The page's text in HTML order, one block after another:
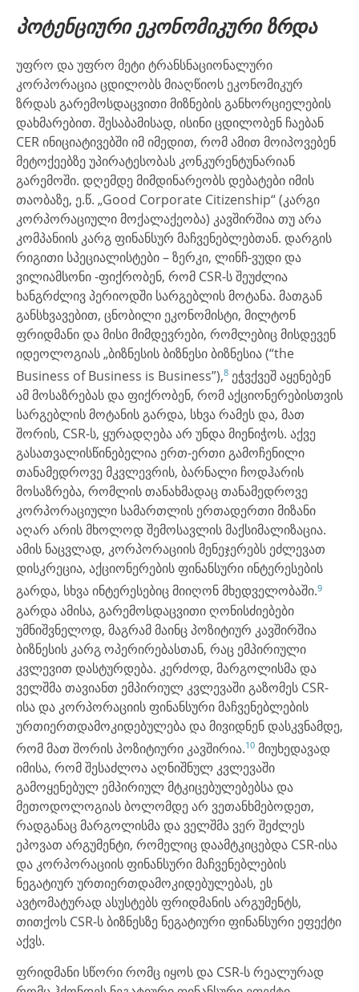
პოტენციური ეკონომიკური ზრდა
უფრო და უფრო მეტი ტრანსნაციონალური
კორპორაცია ცდილობს მიაღწიოს ეკონომიკურ
ზრდას გარემოსდაცვითი მიზნების განხორციელების
დახმარებით. შესაბამისად, ისინი ცდილობენ ჩაებან
CER ინიციატივებში იმ იმედით, რომ ამით მოიპოვებენ
მეტოქეებზე უპირატესობას კონკურენტუნარიან
გარემოში. დღემდე მიმდინარეობს დებატები იმის
თაობაზე, ე.წ. „Good Corporate Citizenship“ (კარგი
კორპორაციული მოქალაქეობა) კავშირშია თუ არა
კომპანიის კარგ ფინანსურ მაჩვენებლებთან. დარგის
რიგითი სპეციალისტები – ზერკი, ლინჩ-ვუდი და
ვილიამსონი -ფიქრობენ, რომ CSR-ს შეუძლია
ხანგრძლივ პერიოდში სარგებლის მოტანა. მათგან
განსხვავებით, ცნობილი ეკონომისტი, მილტონ
ფრიდმანი და მისი მიმდევრები, რომლებიც მისდევენ
იდეოლოგიას „ბიზნესის ბიზნესი ბიზნესია (“the
Business of Business is Business”),8 ეჭვქვეშ აყენებენ
ამ მოსაზრებას და ფიქრობენ, რომ აქციონერებისთვის
სარგებლის მოტანის გარდა, სხვა რამეს და, მათ
შორის, CSR-ს, ყურადღება არ უნდა მიენიჭოს. აქვე
გასათვალისწინებელია ერთ-ერთი გამოჩენილი
თანამედროვე მკვლევრის, ბარნალი ჩოდჰარის
მოსაზრება, რომლის თანახმადაც თანამედროვე
კორპორაციული სამართლის ერთადერთი მიზანი
აღარ არის მხოლოდ შემოსავლის მაქსიმალიზაცია.
ამის ნაცვლად, კორპორაციის მენეჯერებს ეძლევათ
დისკრეცია, აქციონერების ფინანსური ინტერესების
გარდა, სხვა ინტერესებიც მიიღონ მხედველობაში.9
გარდა ამისა, გარემოსდაცვითი ღონისძიებები
უმნიშვნელოდ, მაგრამ მაინც პოზიტიურ კავშირშია
ბიზნესის კარგ ოპერირებასთან, რაც ემპირიული
კვლევით დასტურდება. კერძოდ, მარგოლისმა და
ველშმა თავიანთ ემპირიულ კვლევაში გაზომეს CSR-
ისა და კორპორაციის ფინანსური მაჩვენებლების
ურთიერთდამოკიდებულება და მივიდნენ დასკვნამდე,
რომ მათ შორის პოზიტიური კავშირია.10 მიუხედავად
იმისა, რომ შესაძლოა აღნიშნულ კვლევაში
გამოყენებულ ემპირიულ მტკიცებულებებსა და
მეთოდოლოგიას ბოლომდე არ ვეთანხმებოდეთ,
რადგანაც მარგოლისმა და ველშმა ვერ შეძლეს
ეპოვათ არგუმენტი, რომელიც დაამტკიცებდა CSR-ისა
და კორპორაციის ფინანსური მაჩვენებლების
ნეგატიურ ურთიერთდამოკიდებულებას, ეს
ავტომატურად ასუსტებს ფრიდმანის არგუმენტს,
თითქოს CSR-ს ბიზნესზე ნეგატიური ფინანსური ეფექტი
აქვს.
ფრიდმანი სწორი რომც იყოს და CSR-ს რეალურად